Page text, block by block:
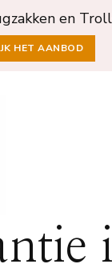
en
HET AANBOD